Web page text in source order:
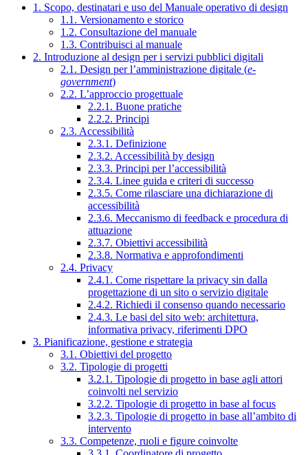
1. Scopo, destinatari e uso del Manuale operativo di design
1.1. Versionamento e storico
1.2. Consultazione del manuale
1.3. Contribuisci al manuale
2. Introduzione al design per i servizi pubblici digitali
2.1. Design per l’amministrazione digitale (e-
government)
2.2. L’approccio progettuale
2.2.1. Buone pratiche
2.2.2. Principi
2.3. Accessibilità
2.3.1. Definizione
2.3.2. Accessibilità by design
2.3.3. Principi per l’accessibilità
2.3.4. Linee guida e criteri di successo
2.3.5. Come rilasciare una dichiarazione di
accessibilità
2.3.6. Meccanismo di feedback e procedura di
attuazione
2.3.7. Obiettivi accessibilità
2.3.8. Normativa e approfondimenti
2.4. Privacy
2.4.1. Come rispettare la privacy sin dalla
progettazione di un sito o servizio digitale
2.4.2. Richiedi il consenso quando necessario
2.4.3. Le basi del sito web: architettura,
informativa privacy, riferimenti DPO
3. Pianificazione, gestione e strategia
3.1. Obiettivi del progetto
3.2. Tipologie di progetti
3.2.1. Tipologie di progetto in base agli attori
coinvolti nel servizio
3.2.2. Tipologie di progetto in base al focus
3.2.3. Tipologie di progetto in base all’ambito di
intervento
3.3. Competenze, ruoli e figure coinvolte